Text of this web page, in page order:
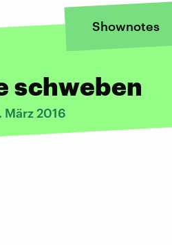
Shownotes
schweben
2016